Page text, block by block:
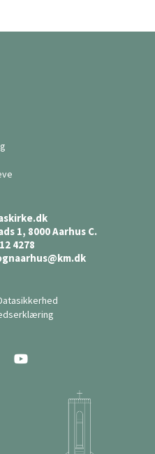
1, 8000 Aarhus C.
4278